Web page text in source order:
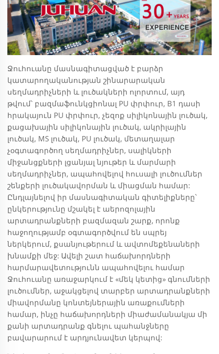
Ջուհուանը մասնագիտացված է բարձր
կատարողականության շինարարական
սեղմադրիչների և լուծակների ոլորտում, այդ
թվում՝ բազմաֆունկցիոնալ PU փրփուր, B1 դասի
հրակայուն PU փրփուր, չեզոք սիլիկոնային լուծակ,
քացախային սիլիկոնային լուծակ, ակրիլային
լուծակ, MS լուծակ, PU լուծակ, մետաղալար
չօգտագործող սեղմադրիչներ, սալիկների
միջանցքների լցանյալ նյութեր և մարմարի
սեղմադրիչներ, ապահովելով հուսալի լուծումներ
շենքերի լուծակավորման և միացման համար:
Ընդլայնելով իր մասնագիտական գիտելիքները՝
ընկերությունը մշակել է աերոզոլային
արտադրանքների բազմազան շարք, որոնք
հաջողությամբ օգտագործվում են սպրեյ
ներկերում, քսանյութերում և ավտոմեքենաների
խնամքի մեջ: Ավելի շատ հաճախորդների
հարմարավետությունն ապահովելու համար
Ջուհուանը առաջարկում է «մեկ կետից» գնումների
լուծումներ, աջակցելով տարբեր արտադրանքների
միավորմանը կոնտեյներային առաքումների
համար, ինչը հաճախորդների միաժամանակյա մի
քանի արտադրանք գնելու պահանջները
բավարարում է արդյունավետ կերպով: